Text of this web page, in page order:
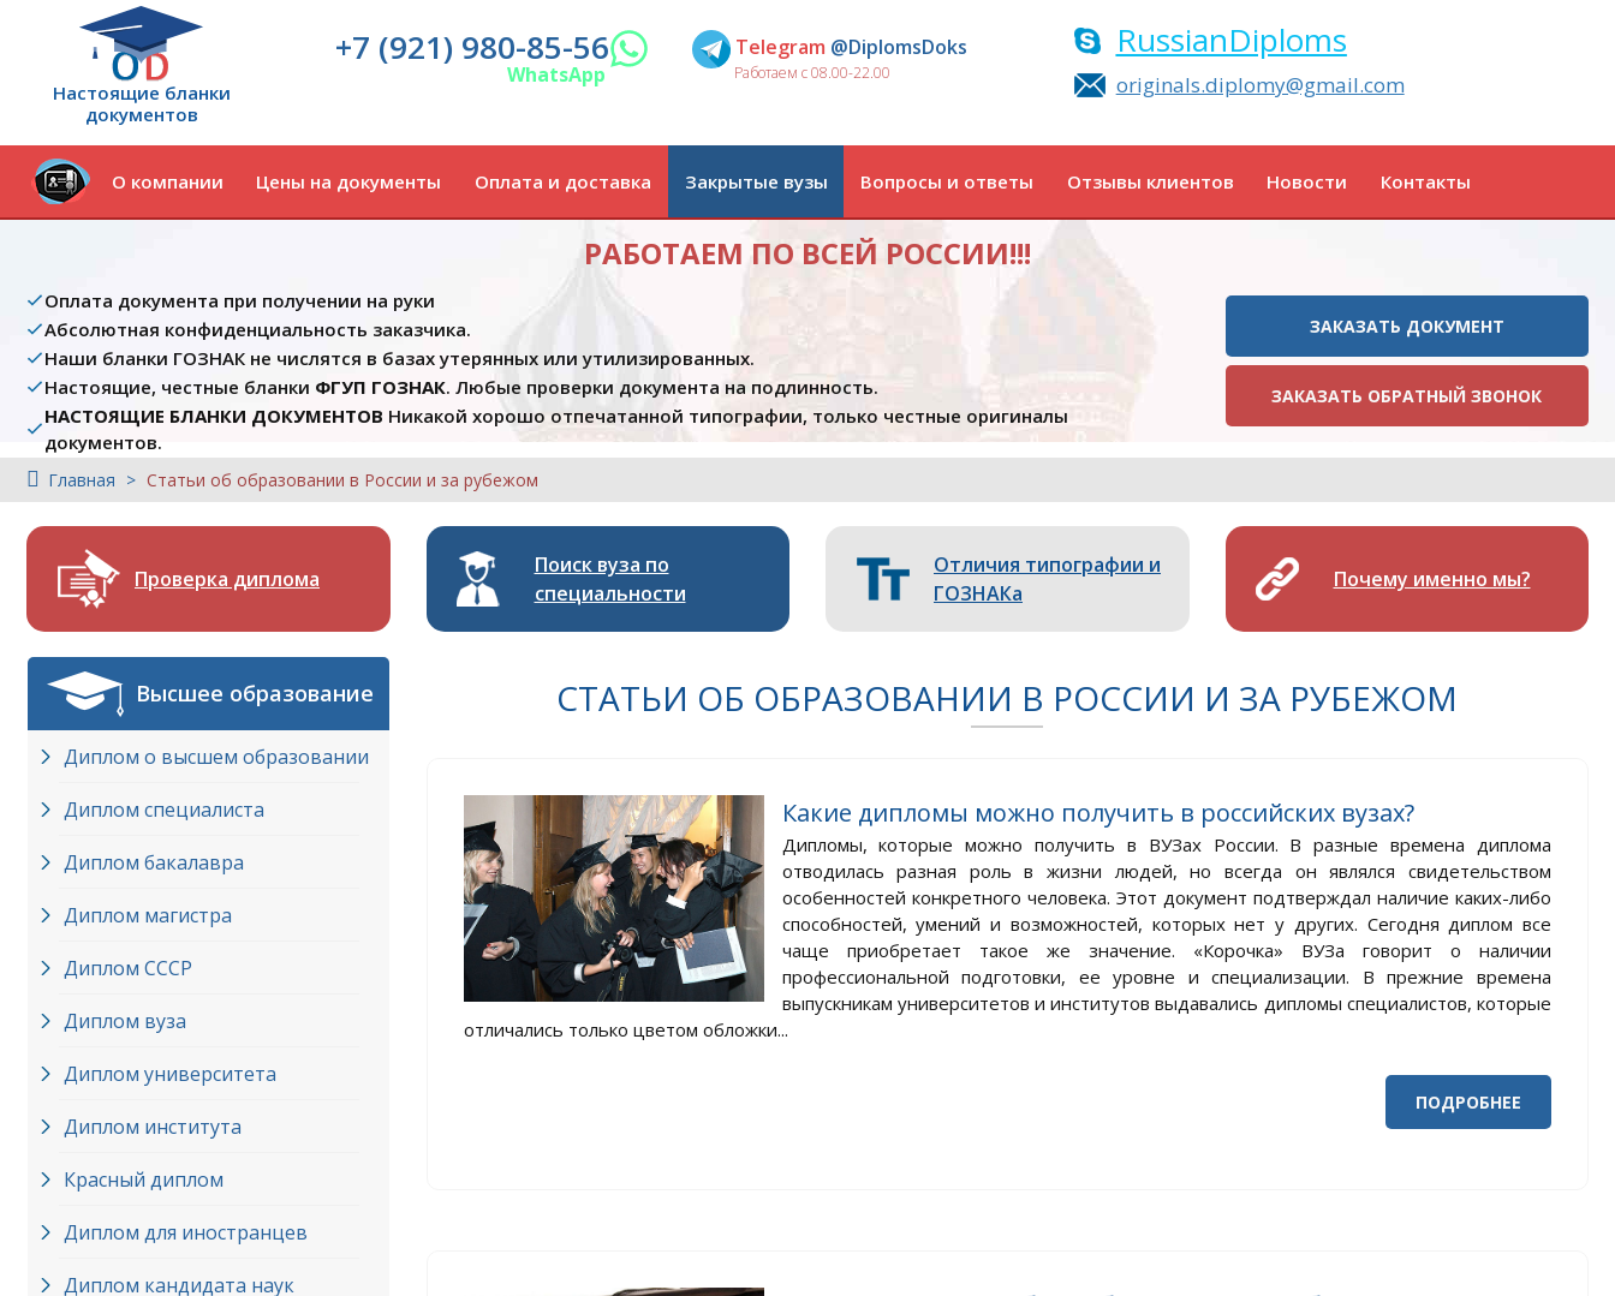
Настоящие бланки
документов
+7 (921) 980-85-56
WhatsApp
Telegram @DiplomsDoks
Работаем с 08.00-22.00
RussianDiploms
originals.diplomy@gmail.com
О компании Цены на документы Оплата и доставка Закрытые вузы Вопросы и ответы Отзывы клиентов Новости Контакты
РАБОТАЕМ ПО ВСЕЙ РОССИИ!!!
Оплата документа при получении на руки
Абсолютная конфиденциальность заказчика.
Наши бланки ГОЗНАК не числятся в базах утерянных или утилизированных.
Настоящие, честные бланки ФГУП ГОЗНАК. Любые проверки документа на подлинность.
НАСТОЯЩИЕ БЛАНКИ ДОКУМЕНТОВ Никакой хорошо отпечатанной типографии, только честные оригиналы
документов.
ЗАКАЗАТЬ ДОКУМЕНТ
ЗАКАЗАТЬ ОБРАТНЫЙ ЗВОНОК
Главная Статьи об образовании в России и за рубежом
Проверка диплома
Поиск вуза по
специальности
Отличия типографии и
ГОЗНАКа
Почему именно мы?
Высшее образование
Диплом о высшем образовании
Диплом специалиста
Диплом бакалавра
Диплом магистра
Диплом СССР
Диплом вуза
Диплом университета
Диплом института
Красный диплом
Диплом для иностранцев
Диплом кандидата наук
СТАТЬИ ОБ ОБРАЗОВАНИИ В РОССИИ И ЗА РУБЕЖОМ
Какие дипломы можно получить в российских вузах?
Дипломы, которые можно получить в ВУЗах России. В разные времена диплома
отводилась разная роль в жизни людей, но всегда он являлся свидетельством
особенностей конкретного человека. Этот документ подтверждал наличие каких-либо
способностей, умений и возможностей, которых нет у других. Сегодня диплом все
чаще приобретает такое же значение. «Корочка» ВУЗа говорит о наличии
профессиональной подготовки, ее уровне и специализации. В прежние времена
выпускникам университетов и институтов выдавались дипломы специалистов, которые
отличались только цветом обложки...
ПОДРОБНЕЕ